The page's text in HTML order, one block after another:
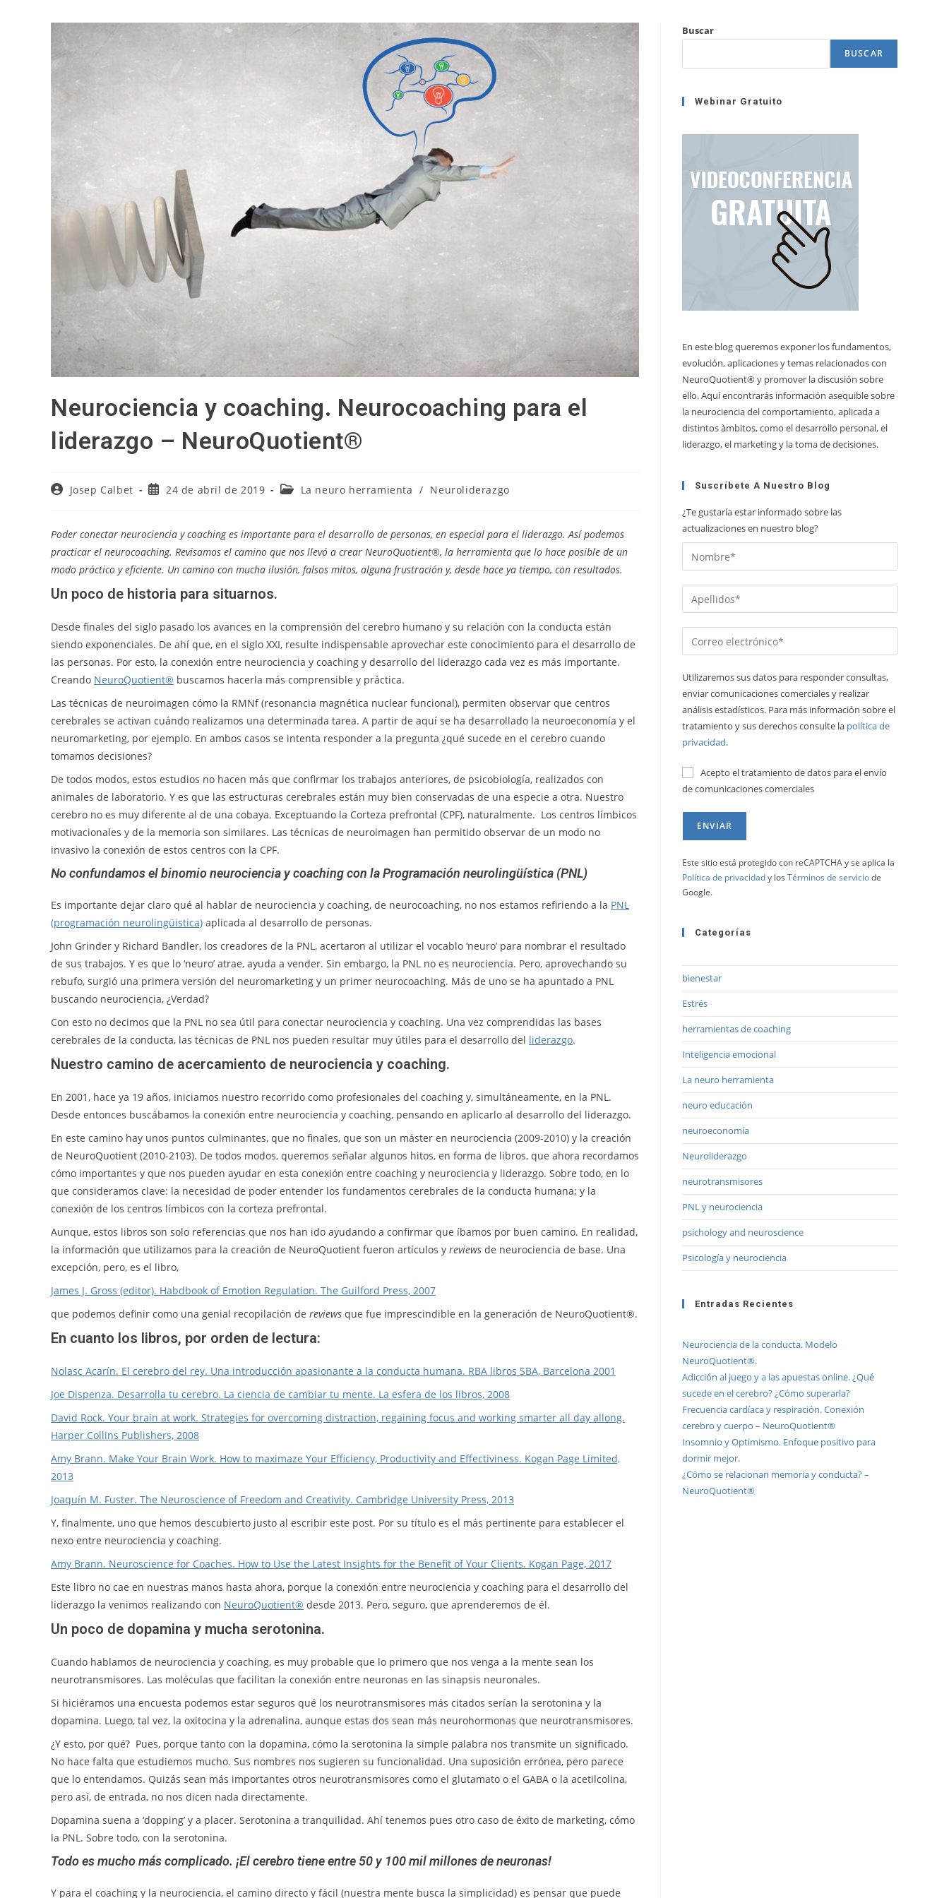
Neurociencia y coaching. Neurocoaching para el
liderazgo – NeuroQuotient®
Autor
entrada:
Josep Calbet
Publicación
entrada:
24 de abril de 2019
Categoría
entrada:
La neuro herramienta / Neuroliderazgo
Poder conectar neurociencia y coaching es importante para el desarrollo de personas, en especial para el liderazgo. Así podemos
practicar el neurocoaching. Revisamos el camino que nos llevó a crear NeuroQuotient®, la herramienta que lo hace posible de un
modo práctico y eficiente. Un camino con mucha ilusión, falsos mitos, alguna frustración y, desde hace ya tiempo, con resultados.
Un poco de historia para situarnos.
Desde finales del siglo pasado los avances en la comprensión del cerebro humano y su relación con la conducta están
siendo exponenciales. De ahí que, en el siglo XXI, resulte indispensable aprovechar este conocimiento para el desarrollo de
las personas. Por esto, la conexión entre neurociencia y coaching y desarrollo del liderazgo cada vez es más importante.
Creando NeuroQuotient® buscamos hacerla más comprensible y práctica.
Las técnicas de neuroimagen cómo la RMNf (resonancia magnética nuclear funcional), permiten observar que centros
cerebrales se activan cuándo realizamos una determinada tarea. A partir de aquí se ha desarrollado la neuroeconomía y el
neuromarketing, por ejemplo. En ambos casos se intenta responder a la pregunta ¿qué sucede en el cerebro cuando
tomamos decisiones?
De todos modos, estos estudios no hacen más que confirmar los trabajos anteriores, de psicobiología, realizados con
animales de laboratorio. Y es que las estructuras cerebrales están muy bien conservadas de una especie a otra. Nuestro
cerebro no es muy diferente al de una cobaya. Exceptuando la Corteza prefrontal (CPF), naturalmente. Los centros límbicos
motivacionales y de la memoria son similares. Las técnicas de neuroimagen han permitido observar de un modo no
invasivo la conexión de estos centros con la CPF.
No confundamos el binomio neurociencia y coaching con la Programación neurolingüística (PNL)
Es importante dejar claro qué al hablar de neurociencia y coaching, de neurocoaching, no nos estamos refiriendo a la PNL
(programación neurolingüistica) aplicada al desarrollo de personas.
John Grinder y Richard Bandler, los creadores de la PNL, acertaron al utilizar el vocablo ‘neuro’ para nombrar el resultado
de sus trabajos. Y es que lo ‘neuro’ atrae, ayuda a vender. Sin embargo, la PNL no es neurociencia. Pero, aprovechando su
rebufo, surgió una primera versión del neuromarketing y un primer neurocoaching. Más de uno se ha apuntado a PNL
buscando neurociencia, ¿Verdad?
Con esto no decimos que la PNL no sea útil para conectar neurociencia y coaching. Una vez comprendidas las bases
cerebrales de la conducta, las técnicas de PNL nos pueden resultar muy útiles para el desarrollo del liderazgo.
Nuestro camino de acercamiento de neurociencia y coaching.
En 2001, hace ya 19 años, iniciamos nuestro recorrido como profesionales del coaching y, simultáneamente, en la PNL.
Desde entonces buscábamos la conexión entre neurociencia y coaching, pensando en aplicarlo al desarrollo del liderazgo.
En este camino hay unos puntos culminantes, que no finales, que son un máster en neurociencia (2009-2010) y la creación
de NeuroQuotient (2010-2103). De todos modos, queremos señalar algunos hitos, en forma de libros, que ahora recordamos
cómo importantes y que nos pueden ayudar en esta conexión entre coaching y neurociencia y liderazgo. Sobre todo, en lo
que consideramos clave: la necesidad de poder entender los fundamentos cerebrales de la conducta humana; y la
conexión de los centros límbicos con la corteza prefrontal.
Aunque, estos libros son solo referencias que nos han ido ayudando a confirmar que íbamos por buen camino. En realidad,
la información que utilizamos para la creación de NeuroQuotient fueron artículos y reviews de neurociencia de base. Una
excepción, pero, es el libro,
James J. Gross (editor). Habdbook of Emotion Regulation. The Guilford Press, 2007
que podemos definir como una genial recopilación de reviews que fue imprescindible en la generación de NeuroQuotient®.
En cuanto los libros, por orden de lectura:
Nolasc Acarín. El cerebro del rey. Una introducción apasionante a la conducta humana. RBA libros SBA, Barcelona 2001
Joe Dispenza. Desarrolla tu cerebro. La ciencia de cambiar tu mente. La esfera de los libros, 2008
David Rock. Your brain at work. Strategies for overcoming distraction, regaining focus and working smarter all day allong.
Harper Collins Publishers, 2008
Amy Brann. Make Your Brain Work. How to maximaze Your Efficiency, Productivity and Effectiviness. Kogan Page Limited,
2013
Joaquín M. Fuster. The Neuroscience of Freedom and Creativity. Cambridge University Press, 2013
Y, finalmente, uno que hemos descubierto justo al escribir este post. Por su título es el más pertinente para establecer el
nexo entre neurociencia y coaching.
Amy Brann. Neuroscience for Coaches. How to Use the Latest Insights for the Benefit of Your Clients. Kogan Page, 2017
Este libro no cae en nuestras manos hasta ahora, porque la conexión entre neurociencia y coaching para el desarrollo del
liderazgo la venimos realizando con NeuroQuotient® desde 2013. Pero, seguro, que aprenderemos de él.
Un poco de dopamina y mucha serotonina.
Cuando hablamos de neurociencia y coaching, es muy probable que lo primero que nos venga a la mente sean los
neurotransmisores. Las moléculas que facilitan la conexión entre neuronas en las sinapsis neuronales.
Si hiciéramos una encuesta podemos estar seguros qué los neurotransmisores más citados serían la serotonina y la
dopamina. Luego, tal vez, la oxitocina y la adrenalina, aunque estas dos sean más neurohormonas que neurotransmisores.
¿Y esto, por qué? Pues, porque tanto con la dopamina, cómo la serotonina la simple palabra nos transmite un significado.
No hace falta que estudiemos mucho. Sus nombres nos sugieren su funcionalidad. Una suposición errónea, pero parece
que lo entendamos. Quizás sean más importantes otros neurotransmisores como el glutamato o el GABA o la acetilcolina,
pero así, de entrada, no nos dicen nada directamente.
Dopamina suena a ‘dopping’ y a placer. Serotonina a tranquilidad. Ahí tenemos pues otro caso de éxito de marketing, cómo
la PNL. Sobre todo, con la serotonina.
Todo es mucho más complicado. ¡El cerebro tiene entre 50 y 100 mil millones de neuronas!
Y para el coaching y la neurociencia, el camino directo y fácil (nuestra mente busca la simplicidad) es pensar que puede
Buscar
BUSCAR
Webinar Gratuito
En este blog queremos exponer los fundamentos,
evolución, aplicaciones y temas relacionados con
NeuroQuotient® y promover la discusión sobre
ello. Aquí encontrarás información asequible sobre
la neurociencia del comportamiento, aplicada a
distintos àmbitos, como el desarrollo personal, el
liderazgo, el marketing y la toma de decisiones.
Suscríbete A Nuestro Blog
¿Te gustaría estar informado sobre las
actualizaciones en nuestro blog?
Utilizaremos sus datos para responder consultas,
enviar comunicaciones comerciales y realizar
análisis estadísticos. Para más información sobre el
tratamiento y sus derechos consulte la política de
privacidad.
Acepto el tratamiento de datos para el envío
de comunicaciones comerciales
Este sitio está protegido con reCAPTCHA y se aplica la
Política de privacidady los Términos de serviciode
Google.
Categorías
bienestar
Estrés
herramientas de coaching
Inteligencia emocional
La neuro herramienta
neuro educación
neuroeconomía
Neuroliderazgo
neurotransmisores
PNL y neurociencia
psichology and neuroscience
Psicología y neurociencia
Entradas Recientes
Neurociencia de la conducta. Modelo
NeuroQuotient®.
Adicción al juego y a las apuestas online. ¿Qué
sucede en el cerebro? ¿Cómo superarla?
Frecuencia cardíaca y respiración. Conexión
cerebro y cuerpo – NeuroQuotient®
Insomnio y Optimismo. Enfoque positivo para
dormir mejor.
¿Cómo se relacionan memoria y conducta? –
NeuroQuotient®